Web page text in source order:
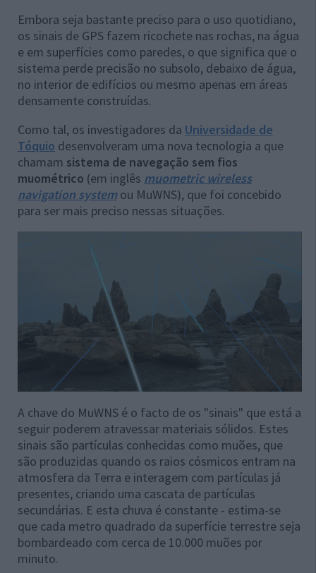
Embora seja bastante preciso para o uso quotidiano,
os sinais de GPS fazem ricochete nas rochas, na água
e em superfícies como paredes, o que significa que o
sistema perde precisão no subsolo, debaixo de água,
no interior de edifícios ou mesmo apenas em áreas
densamente construídas.
Como tal, os investigadores da Universidade de
Tóquio desenvolveram uma nova tecnologia a que
chamam sistema de navegação sem fios
muométrico (em inglês muometric wireless
navigation systemou MuWNS), que foi concebido
para ser mais preciso nessas situações.
A chave do MuWNS é o facto de os "sinais" que está a
seguir poderem atravessar materiais sólidos. Estes
sinais são partículas conhecidas como muões, que
são produzidas quando os raios cósmicos entram na
atmosfera da Terra e interagem com partículas já
presentes, criando uma cascata de partículas
secundárias. E esta chuva é constante - estima-se
que cada metro quadrado da superfície terrestre seja
bombardeado com cerca de 10.000 muões por
minuto.